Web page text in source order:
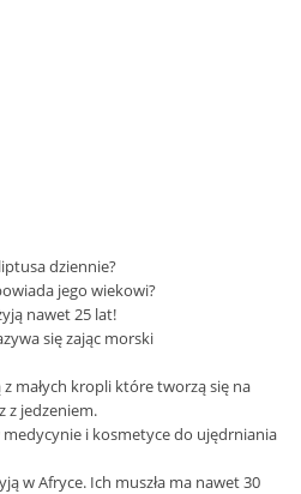
dziennie?
jego wiekowi?
nawet 25 lat!
się zając morski
małych kropli które tworzą się na
z jedzeniem.
i kosmetyce do ujędrniania
w Afryce. Ich muszła ma nawet 30